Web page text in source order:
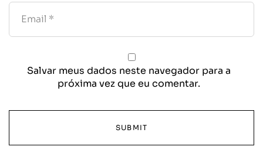
Salvar meus dados neste navegador para a
próxima vez que eu comentar.